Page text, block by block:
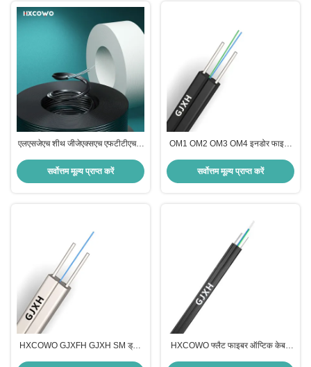
एलएसजेएच शीथ जीजेएक्सएच एफटीटीएच 1
दूरसंचार संचार के लिए
सर्वोत्तम मूल्य प्राप्त करें
OM1 OM2 OM3 OM4 इनडोर फाइबर
सर्वोत्तम मूल्य प्राप्त करें
HXCOWO GJXFH GJXH SM ड्रॉप
HXCOWO फ्लैट फाइबर ऑप्टिक केबल